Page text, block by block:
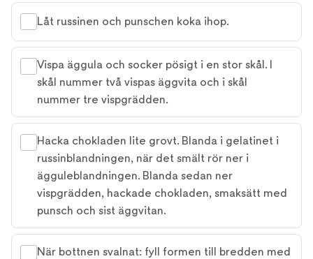
Låt russinen och punschen koka ihop.
Vispa äggula och socker pösigt i en stor skål. I
skål nummer två vispas äggvita och i skål
nummer tre vispgrädden.
Hacka chokladen lite grovt. Blanda i gelatinet i
russinblandningen, när det smält rör ner i
ägguleblandningen. Blanda sedan ner
vispgrädden, hackade chokladen, smaksätt med
punsch och sist äggvitan.
När bottnen svalnat: fyll formen till bredden med